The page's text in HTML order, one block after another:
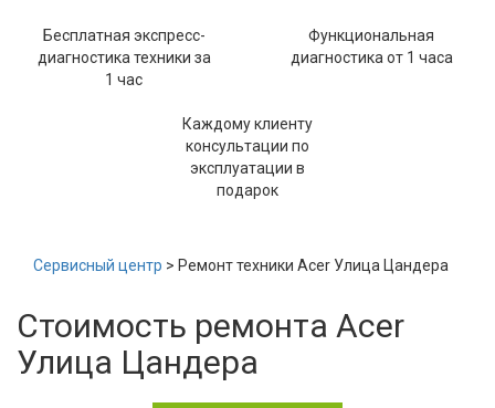
Бесплатная экспресс-
диагностика техники за
1 час
Функциональная
диагностика от 1 часа
Каждому клиенту
консультации по
эксплуатации в
подарок
Сервисный центр > Ремонт техники Acer Улица Цандера
Стоимость ремонта Acer
Улица Цандера